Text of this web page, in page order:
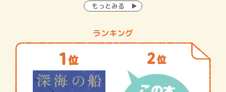
もっとみる
ランキング